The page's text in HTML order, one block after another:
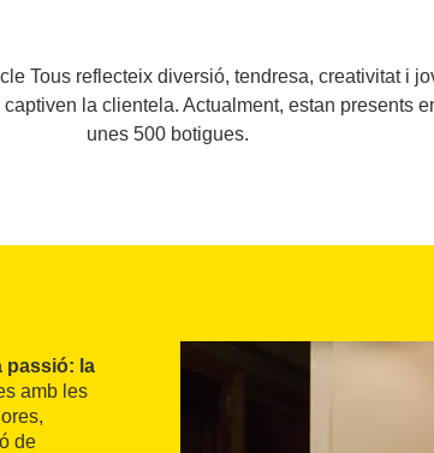
Tous reflecteix diversió, tendresa, creativitat i
la clientela. Actualment, estan presents
unes 500 botigues.
passió: la
amb les
de